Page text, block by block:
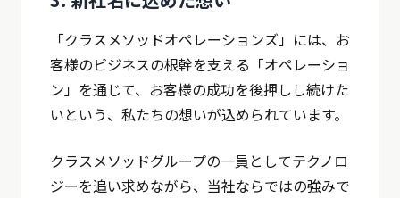
「クラスメソッドオペレーションズ」には、お
客様のビジネスの根幹を支える「オペレーショ
ン」を通じて、お客様の成功を後押しし続けた
いという、私たちの想いが込められています。
クラスメソッドグループの一員としてテクノロ
ジーを追い求めながら、当社ならではの強みで